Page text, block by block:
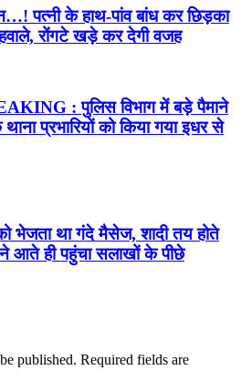
पत्नी के हाथ-पांव बांध कर छिड़का
रोंगटे खड़े कर देगी वजह
: पुलिस विभाग में बड़े पैमाने
प्रभारियों को किया गया इधर से
भेजता था गंदे मैसेज, शादी तय होते
आते ही पहुंचा सलाखों के पीछे
published. Required fields are